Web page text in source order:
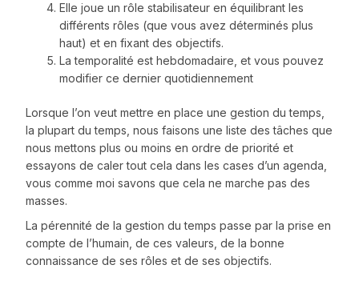
Elle joue un rôle stabilisateur en équilibrant les
différents rôles (que vous avez déterminés plus
haut) et en fixant des objectifs.
La temporalité est hebdomadaire, et vous pouvez
modifier ce dernier quotidiennement
Lorsque l’on veut mettre en place une gestion du temps,
la plupart du temps, nous faisons une liste des tâches que
nous mettons plus ou moins en ordre de priorité et
essayons de caler tout cela dans les cases d’un agenda,
vous comme moi savons que cela ne marche pas des
masses.
La pérennité de la gestion du temps passe par la prise en
compte de l’humain, de ces valeurs, de la bonne
connaissance de ses rôles et de ses objectifs.